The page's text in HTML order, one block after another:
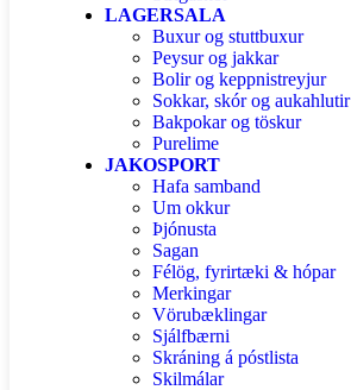
LAGERSALA
Buxur og stuttbuxur
Peysur og jakkar
Bolir og keppnistreyjur
Sokkar, skór og aukahlutir
Bakpokar og töskur
Purelime
JAKOSPORT
Hafa samband
Um okkur
Þjónusta
Sagan
Félög, fyrirtæki & hópar
Merkingar
Vörubæklingar
Sjálfbærni
Skráning á póstlista
Skilmálar